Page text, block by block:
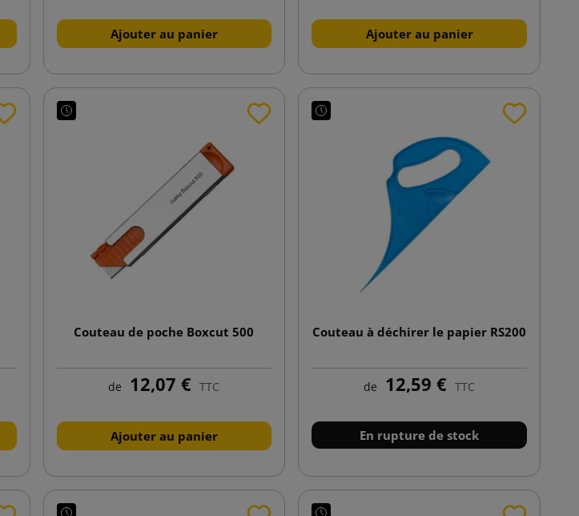
Ajouter au panier Ajouter au panier
Couteau de poche Boxcut 500
de 12,07 € TTC
Ajouter au panier
Couteau à déchirer le papier RS200
de 12,59 € TTC
En rupture de stock